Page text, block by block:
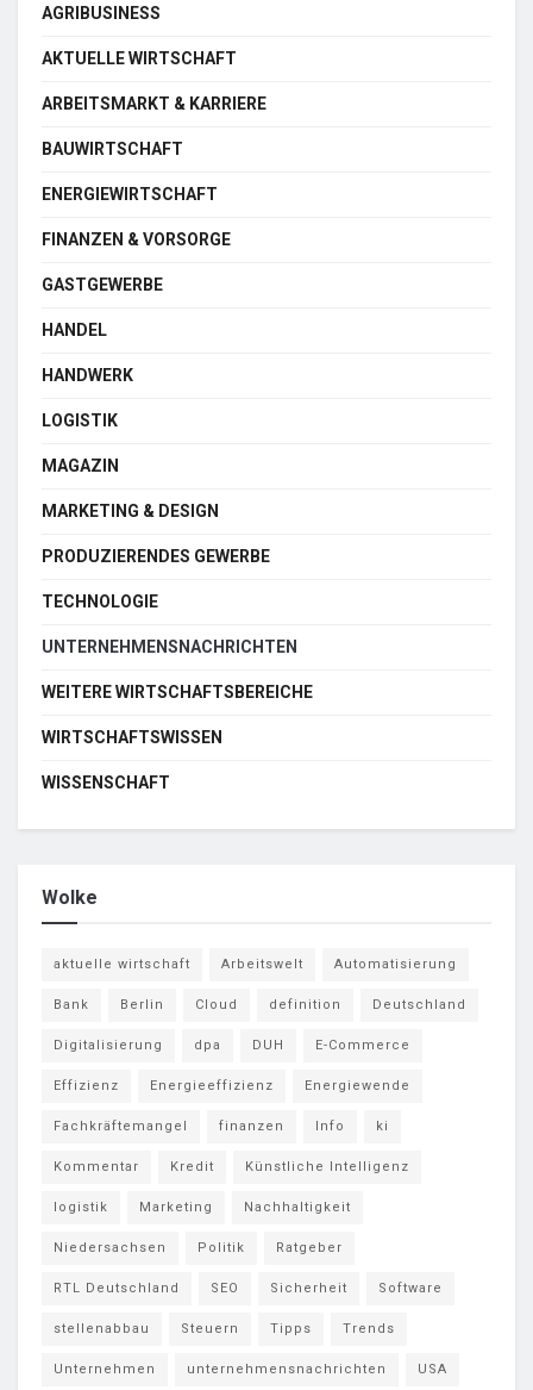
AGRIBUSINESS
AKTUELLE WIRTSCHAFT
ARBEITSMARKT & KARRIERE
BAUWIRTSCHAFT
ENERGIEWIRTSCHAFT
FINANZEN & VORSORGE
GASTGEWERBE
HANDEL
HANDWERK
LOGISTIK
MAGAZIN
MARKETING & DESIGN
PRODUZIERENDES GEWERBE
TECHNOLOGIE
UNTERNEHMENSNACHRICHTEN
WEITERE WIRTSCHAFTSBEREICHE
WIRTSCHAFTSWISSEN
WISSENSCHAFT
Wolke
aktuelle wirtschaft Arbeitswelt Automatisierung
Bank Berlin Cloud definition Deutschland
Digitalisierung dpa DUH E-Commerce
Effizienz Energieeffizienz Energiewende
Fachkräftemangel finanzen Info ki
Kommentar Kredit Künstliche Intelligenz
logistik Marketing Nachhaltigkeit
Niedersachsen Politik Ratgeber
RTL Deutschland SEO Sicherheit Software
stellenabbau Steuern Tipps Trends
Unternehmen unternehmensnachrichten USA